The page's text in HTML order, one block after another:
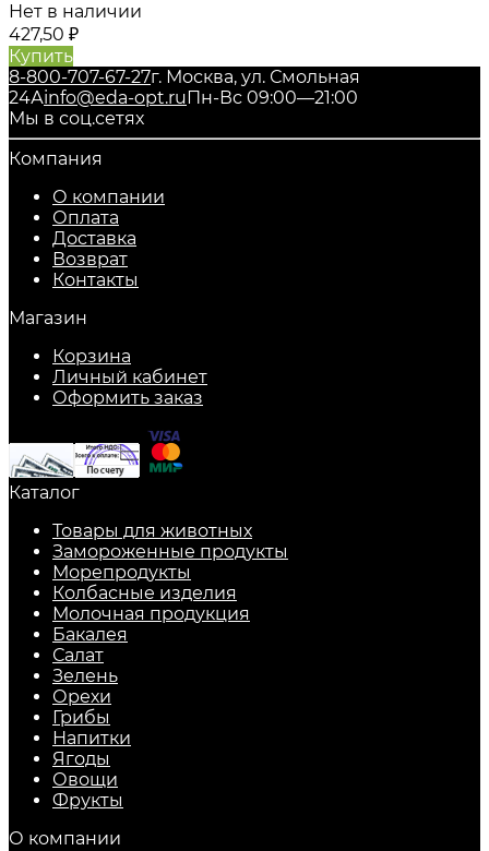
Нет в наличии
427,50 ₽
Купить
8-800-707-67-27г. Москва, ул. Смольная
24Аinfo@eda-opt.ru Пн-Вс 09:00—21:00
Мы в соц.сетях
Компания
О компании
Оплата
Доставка
Возврат
Контакты
Магазин
Корзина
Личный кабинет
Оформить заказ
Каталог
Товары для животных
Замороженные продукты
Морепродукты
Колбасные изделия
Молочная продукция
Бакалея
Салат
Зелень
Орехи
Грибы
Напитки
Ягоды
Овощи
Фрукты
О компании